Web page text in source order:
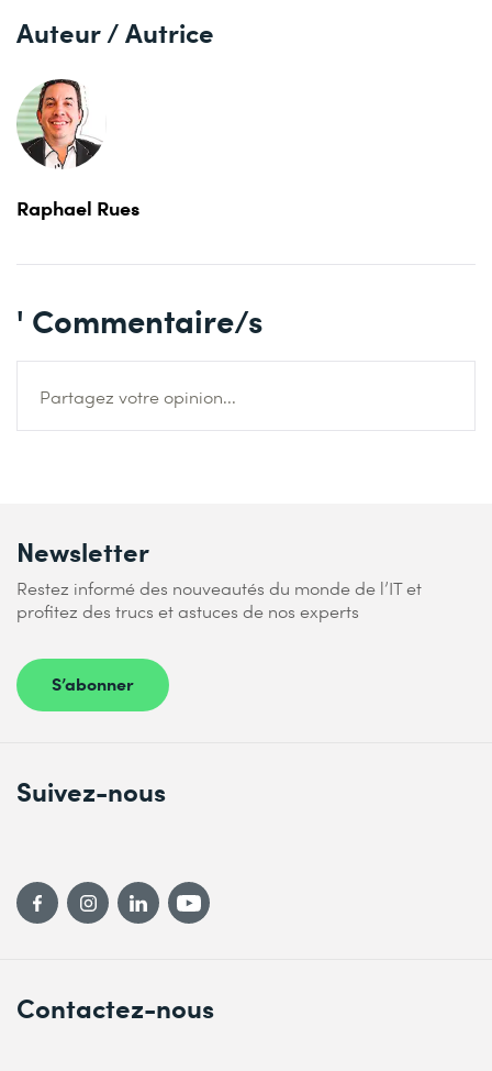
Auteur / Autrice
Raphael Rues
' Commentaire/s
Partagez votre opinion...
Newsletter
Restez informé des nouveautés du monde de l’IT et
profitez des trucs et astuces de nos experts
S’abonner
Contactez-nous
Suivez-nous